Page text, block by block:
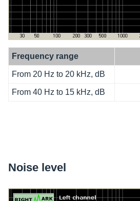
Frequency range
From 20 Hz to 20 kHz, dB
From 40 Hz to 15 kHz, dB
Noise level